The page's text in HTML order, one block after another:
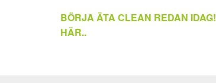
BÖRJA ÄTA CLEAN REDAN IDAG!
HÄR..